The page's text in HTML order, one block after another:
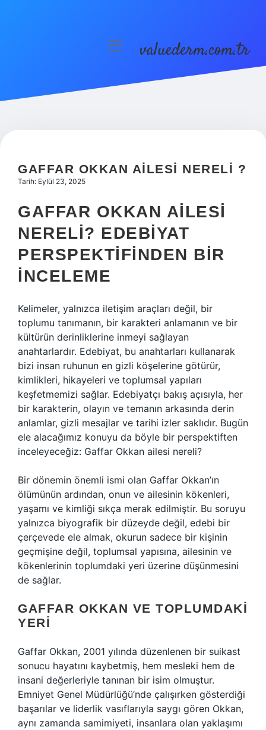
menüyüvaluederm.com.tr
GAFFAR OKKAN AILESI NERELI ?
Tarih: Eylül 23, 2025
GAFFAR OKKAN AILESI
NERELI? EDEBIYAT
PERSPEKTIFINDEN BIR
İNCELEME
Kelimeler, yalnızca iletişim araçları değil, bir
toplumu tanımanın, bir karakteri anlamanın ve bir
kültürün derinliklerine inmeyi sağlayan
anahtarlardır. Edebiyat, bu anahtarları kullanarak
bizi insan ruhunun en gizli köşelerine götürür,
kimlikleri, hikayeleri ve toplumsal yapıları
keşfetmemizi sağlar. Edebiyatçı bakış açısıyla, her
bir karakterin, olayın ve temanın arkasında derin
anlamlar, gizli mesajlar ve tarihi izler saklıdır. Bugün
ele alacağımız konuyu da böyle bir perspektiften
inceleyeceğiz: Gaffar Okkan ailesi nereli?
Bir dönemin önemli ismi olan Gaffar Okkan’ın
ölümünün ardından, onun ve ailesinin kökenleri,
yaşamı ve kimliği sıkça merak edilmiştir. Bu soruyu
yalnızca biyografik bir düzeyde değil, edebi bir
çerçevede ele almak, okurun sadece bir kişinin
geçmişine değil, toplumsal yapısına, ailesinin ve
kökenlerinin toplumdaki yeri üzerine düşünmesini
de sağlar.
GAFFAR OKKAN VE TOPLUMDAKI
YERI
Gaffar Okkan, 2001 yılında düzenlenen bir suikast
sonucu hayatını kaybetmiş, hem mesleki hem de
insani değerleriyle tanınan bir isim olmuştur.
Emniyet Genel Müdürlüğü’nde çalışırken gösterdiği
başarılar ve liderlik vasıflarıyla saygı gören Okkan,
aynı zamanda samimiyeti, insanlara olan yaklaşımı